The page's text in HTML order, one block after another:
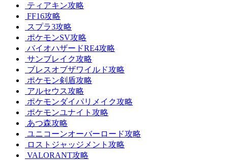
ティアキン攻略
FF16攻略
スプラ3攻略
ポケモンSV攻略
バイオハザードRE4攻略
サンブレイク攻略
ブレスオブザワイルド攻略
ポケモン剣盾攻略
アルセウス攻略
ポケモンダイパリメイク攻略
ポケモンユナイト攻略
あつ森攻略
ユニコーンオーバーロード攻略
ロストジャッジメント攻略
VALORANT攻略